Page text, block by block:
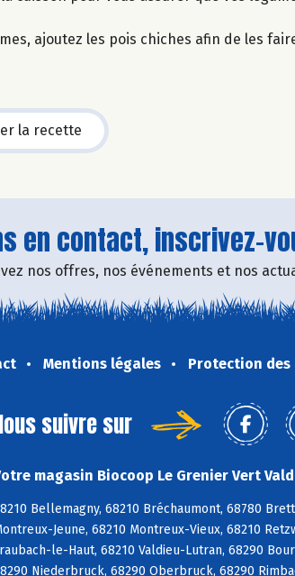
ajoutez les pois chiches afin de les
la recette
en contact, inscrivez-
nos offres, nos événements et nos
Mentions légales Protection des
suivre sur
magasin Biocoop Le Grenier Vert
Bellemagny, 68210 Bréchaumont, 68780
Jeune, 68210 Montreux-Vieux, 68210
le-Haut, 68210 Valdieu-Lutran, 68290
Niederbruck, 68290 Oberbruck, 68290